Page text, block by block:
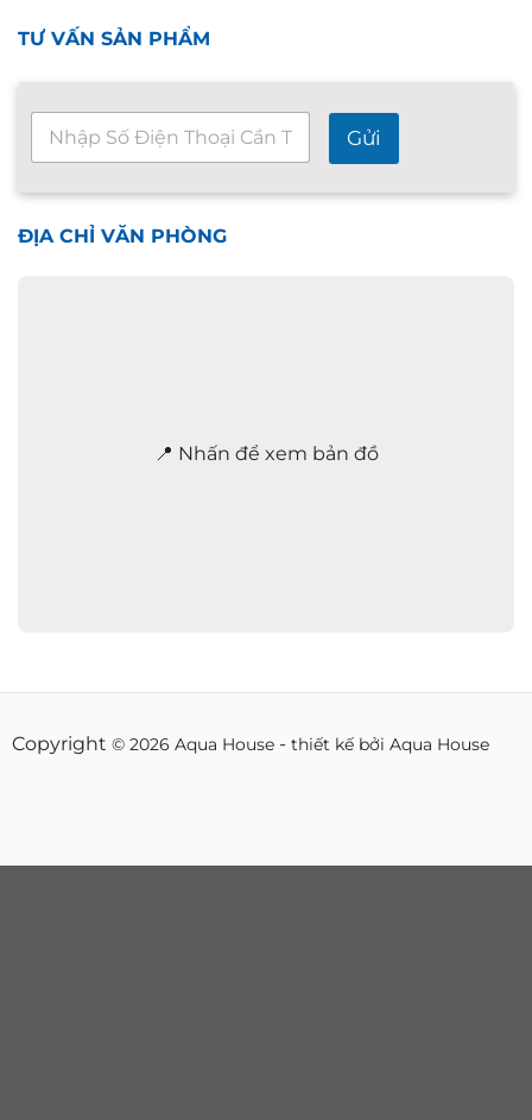
TƯ VẤN SẢN PHẨM
T
v
n
Gửi
ĐỊA CHỈ VĂN PHÒNG
📍 Nhấn để xem bản đồ
Copyright © 2026 Aqua House -thiết kế bởi Aqua House